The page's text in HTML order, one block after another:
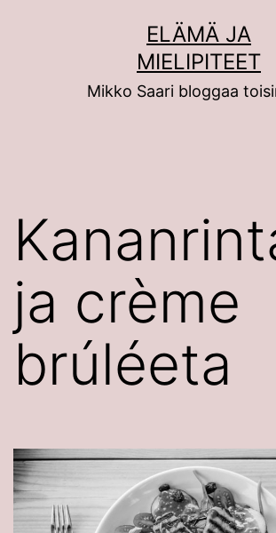
ELÄMÄ JA
MIELIPITEET
Mikko Saari bloggaa
ja crème
brúléeta